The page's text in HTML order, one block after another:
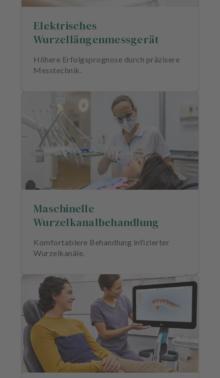
Elektrisches
Wurzellängenmessgerät
Höhere Erfolgsprognose durch präzisere
Messtechnik.
Maschinelle
Wurzelkanalbehandlung
Komfortablere Behandlung infizierter
Wurzelkanäle.